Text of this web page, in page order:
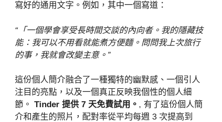
寫好的通用文字。例如，其中一個寫道：
“「一個學會享受長時間交談的內向者。我的隱藏技
能：我可以不用看就能煮方便麵。問問我上次旅行
的事，我就會改變主意。”
這份個人簡介融合了一種獨特的幽默感、一個引人
注目的亮點，以及一個真正反映我個性的個人細
節。 Tinder 提供 7 天免費試用。 , 有了這份個人簡
介和產生的照片，配對率從平均每週 3 次提高到